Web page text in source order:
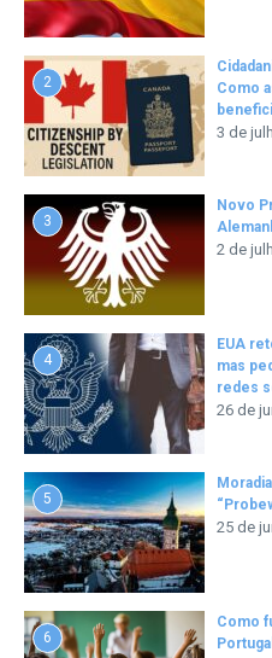
2
Como
3 de
3
Novo
2 de
4
EUA
mas
redes
26 de
5
25 de
6
Como
Portugal